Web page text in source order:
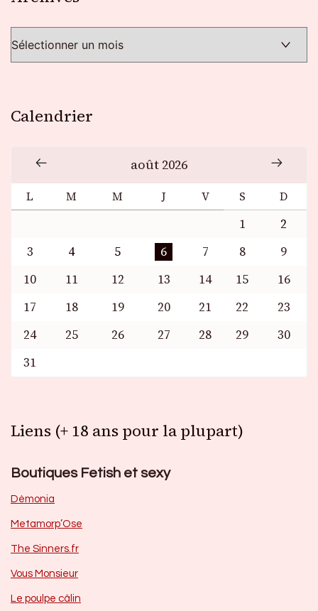
Calendrier
août 2026
L M M J V S D
1
2
3
4 5 6 7 8
9
10
11 12 13 14 15
16
17
18 19 20 21 22
23
24
25 26 27 28 29
30
31
Liens (+ 18 ans pour la plupart)
Boutiques Fetish et sexy
Dèmonia
Metamorp’Ose
The Sinners.fr
Vous Monsieur
Le poulpe câlin